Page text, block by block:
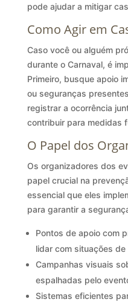
pode ajudar a mitigar
Como Agir em
Caso você ou alguém
durante o Carnaval, é
Primeiro, busque apoio
ou seguranças
registrar a ocorrência
contribuir para medidas
O Papel dos
Os organizadores dos
papel crucial na
essencial que eles
para garantir a
Pontos de apoio com
lidar com situações de
Campanhas visuais
espalhadas pelo
Sistemas eficientes